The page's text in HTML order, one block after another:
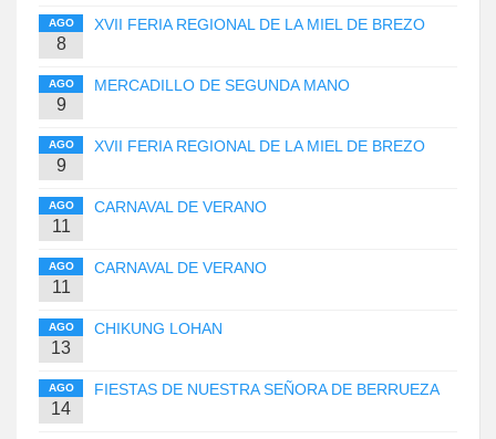
AGO
8
XVII FERIA REGIONAL DE LA MIEL DE BREZO
AGO
9
MERCADILLO DE SEGUNDA MANO
AGO
9
XVII FERIA REGIONAL DE LA MIEL DE BREZO
AGO
11
CARNAVAL DE VERANO
AGO
11
CARNAVAL DE VERANO
AGO
13
CHIKUNG LOHAN
AGO
14
FIESTAS DE NUESTRA SEÑORA DE BERRUEZA